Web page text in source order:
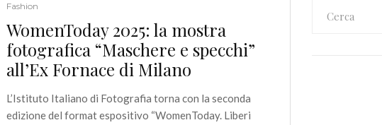
Fashion
WomenToday 2025: la mostra
fotografica “Maschere e specchi”
all’Ex Fornace di Milano
L’Istituto Italiano di Fotografia torna con la seconda
edizione del format espositivo “WomenToday. Liberi